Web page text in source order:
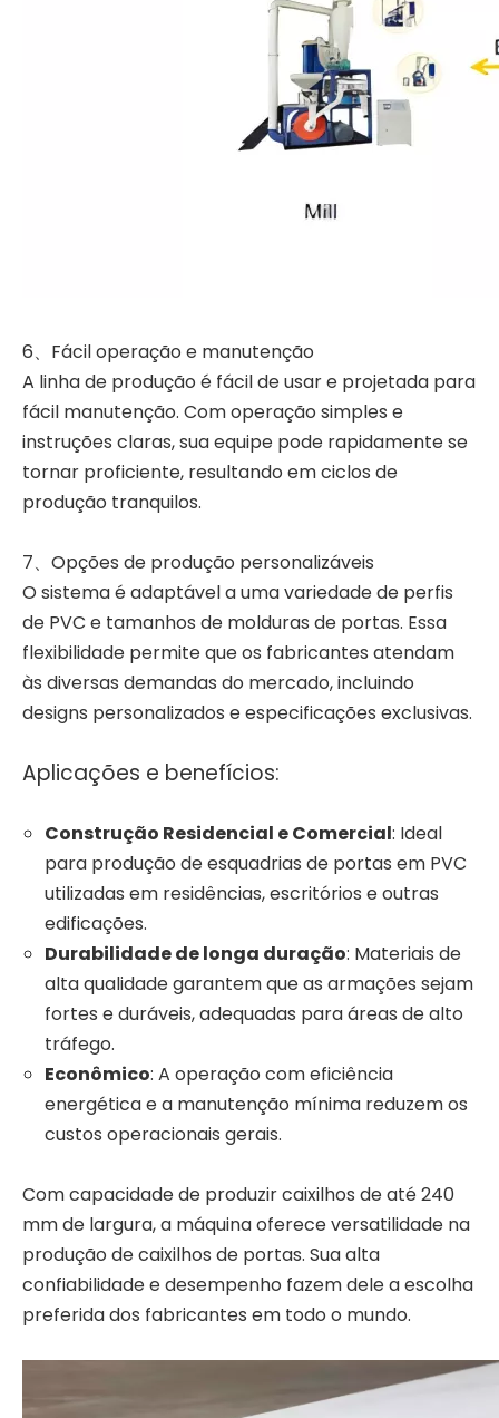
6、Fácil operação e manutenção
A linha de produção é fácil de usar e projetada para
fácil manutenção. Com operação simples e
instruções claras, sua equipe pode rapidamente se
tornar proficiente, resultando em ciclos de
produção tranquilos.
7、Opções de produção personalizáveis
O sistema é adaptável a uma variedade de perfis
de PVC e tamanhos de molduras de portas. Essa
flexibilidade permite que os fabricantes atendam
às diversas demandas do mercado, incluindo
designs personalizados e especificações exclusivas.
Aplicações e benefícios:
Construção Residencial e Comercial: Ideal
para produção de esquadrias de portas em PVC
utilizadas em residências, escritórios e outras
edificações.
Durabilidade de longa duração: Materiais de
alta qualidade garantem que as armações sejam
fortes e duráveis, adequadas para áreas de alto
tráfego.
Econômico: A operação com eficiência
energética e a manutenção mínima reduzem os
custos operacionais gerais.
Com capacidade de produzir caixilhos de até 240
mm de largura, a máquina oferece versatilidade na
produção de caixilhos de portas. Sua alta
confiabilidade e desempenho fazem dele a escolha
preferida dos fabricantes em todo o mundo.